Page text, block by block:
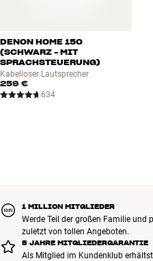
DENON HOME 150
(SCHWARZ - MIT
SPRACHSTEUERUNG)
Kabelloser Lautsprecher
259 €
634
1 MILLION MITGLIEDER
Werde Teil der großen Familie
zuletzt von tollen Angeboten.
5 JAHRE MITGLIEDERGARANTIE
Als Mitglied im Kundenklub